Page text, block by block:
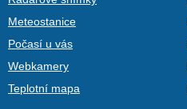
Meteostanice
Počasí u vás
Webkamery
Teplotní mapa